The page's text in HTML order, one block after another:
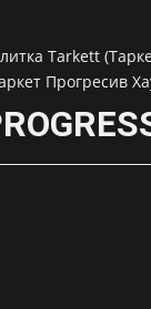
Tarkett
Прогресив